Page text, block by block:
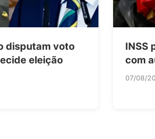
disputam voto
eleição
INSS
com
07/08/